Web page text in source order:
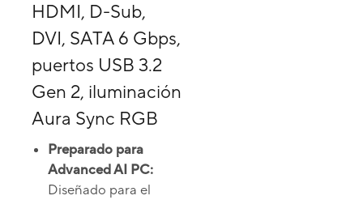
HDMI, D-Sub,
DVI, SATA 6 Gbps,
puertos USB 3.2
Gen 2, iluminación
Aura Sync RGB
Preparado para
Advanced AI PC:
Diseñado para el